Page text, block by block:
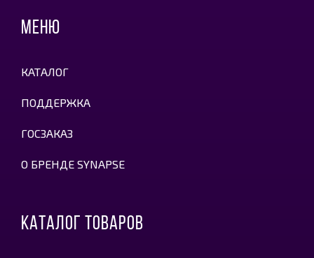
МЕНЮ
КАТАЛОГ
ПОДДЕРЖКА
ГОСЗАКАЗ
О БРЕНДЕ SYNAPSE
КАТАЛОГ ТОВАРОВ